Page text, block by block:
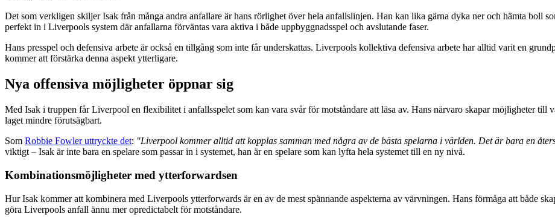
Det som verkligen skiljer Isak från många andra anfallare är hans rörlighet över hela anfallslinjen. Han kan lika gärna dyka ner och hämta boll
perfekt in i Liverpools system där anfallarna förväntas vara aktiva i både uppbyggnadsspel och avslutande faser.
Hans presspel och defensiva arbete är också en tillgång som inte får underskattas. Liverpools kollektiva defensiva arbete har alltid varit en
kommer att förstärka denna aspekt ytterligare.
Nya offensiva möjligheter öppnar sig
Med Isak i truppen får Liverpool en flexibilitet i anfallsspelet som kan vara svår för motståndare att läsa av. Hans närvaro skapar möjligheter till
laget mindre förutsägbart.
Som Robbie Fowler uttryckte det: "Liverpool kommer alltid att kopplas samman med några av de bästa spelarna i världen. Det är bara en
viktigt – Isak är inte bara en spelare som passar in i systemet, han är en spelare som kan lyfta hela systemet till en ny nivå.
Kombinationsmöjligheter med ytterforwardsen
Hur Isak kommer att kombinera med Liverpools ytterforwards är en av de mest spännande aspekterna av värvningen. Hans förmåga att både
göra Liverpools anfall ännu mer opredictabelt för motståndare.